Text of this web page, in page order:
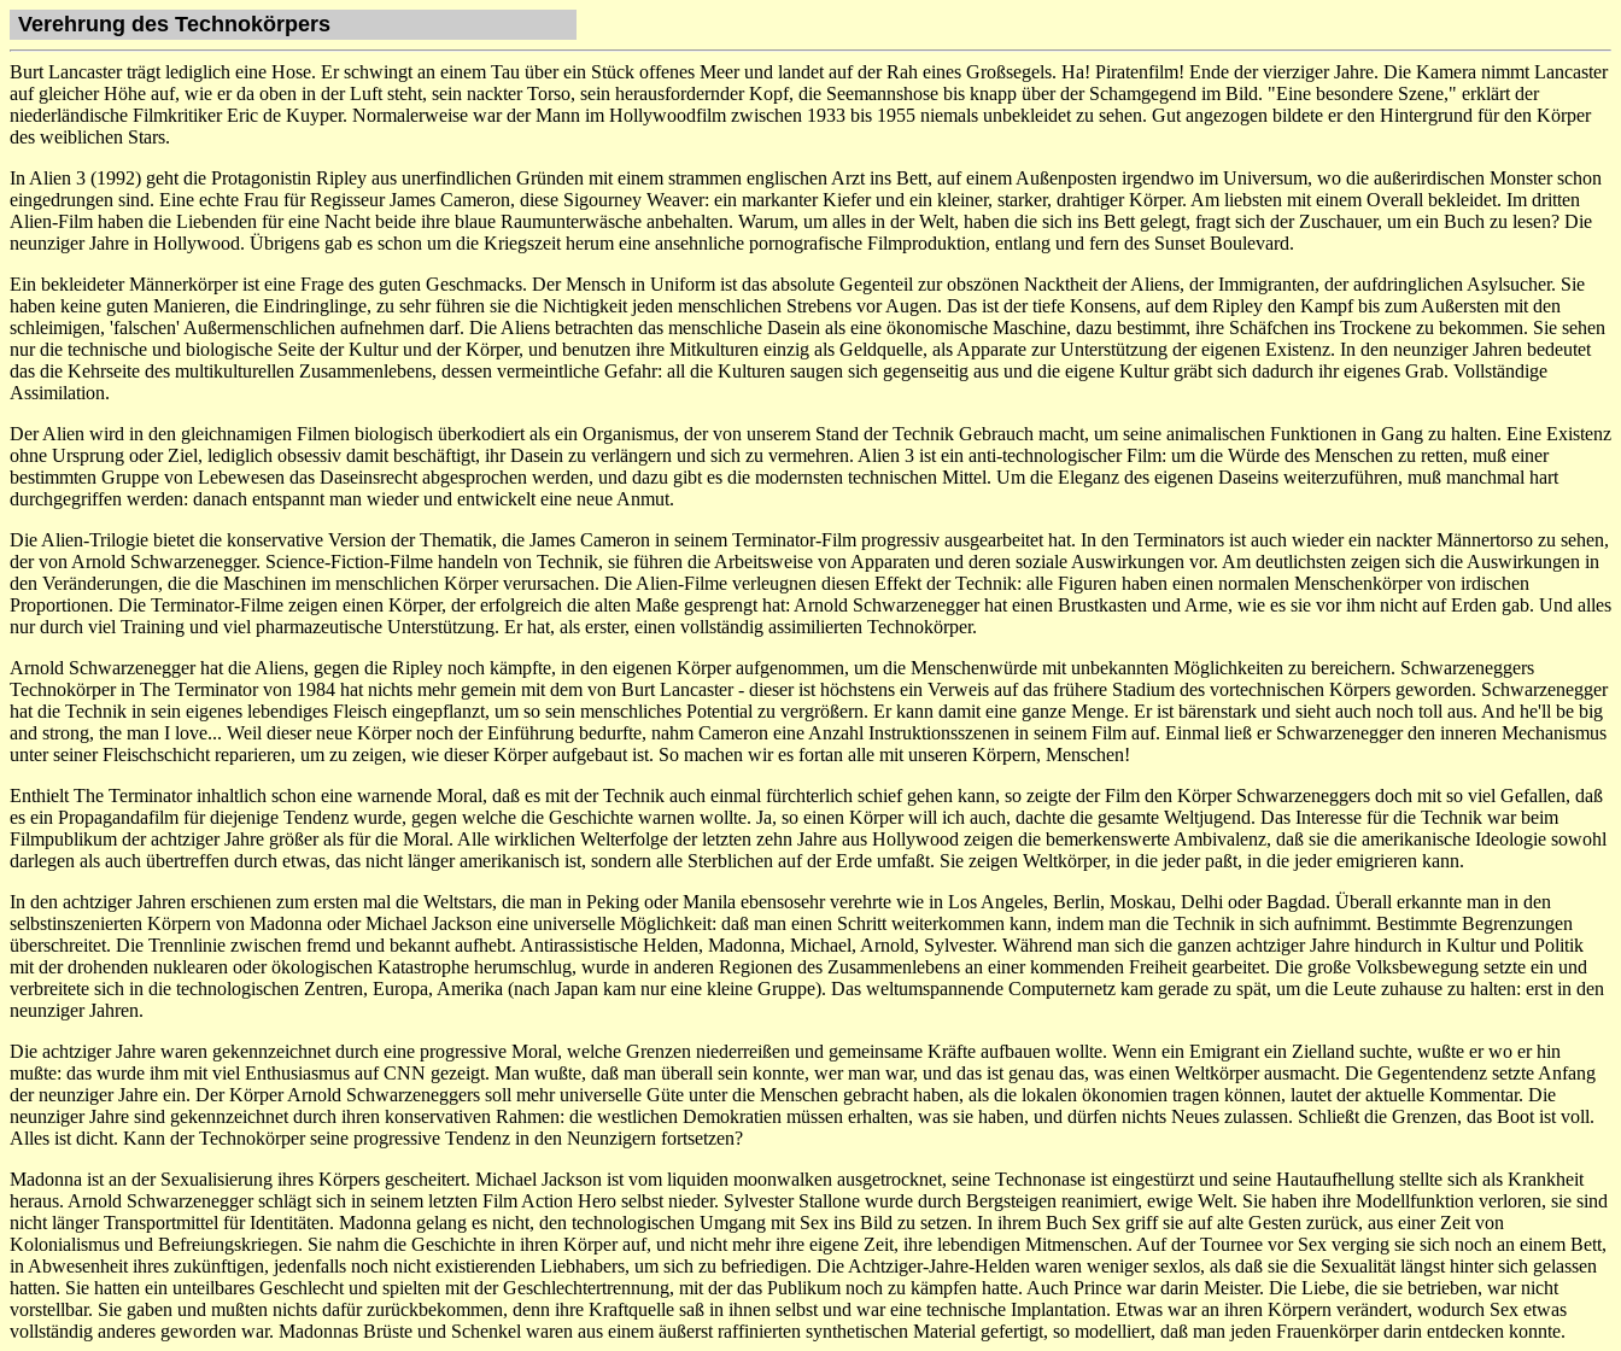
Verehrung des Technokörpers
Burt Lancaster trägt lediglich eine Hose. Er schwingt an einem Tau über ein Stück offenes Meer und landet auf der Rah eines Großsegels. Ha! Piratenfilm! Ende der vierziger Jahre. Die Kamera nimmt Lancaster
auf gleicher Höhe auf, wie er da oben in der Luft steht, sein nackter Torso, sein herausfordernder Kopf, die Seemannshose bis knapp über der Schamgegend im Bild. "Eine besondere Szene," erklärt der
niederländische Filmkritiker Eric de Kuyper. Normalerweise war der Mann im Hollywoodfilm zwischen 1933 bis 1955 niemals unbekleidet zu sehen. Gut angezogen bildete er den Hintergrund für den Körper
des weiblichen Stars.
In Alien 3 (1992) geht die Protagonistin Ripley aus unerfindlichen Gründen mit einem strammen englischen Arzt ins Bett, auf einem Außenposten irgendwo im Universum, wo die außerirdischen Monster schon
eingedrungen sind. Eine echte Frau für Regisseur James Cameron, diese Sigourney Weaver: ein markanter Kiefer und ein kleiner, starker, drahtiger Körper. Am liebsten mit einem Overall bekleidet. Im dritten
Alien-Film haben die Liebenden für eine Nacht beide ihre blaue Raumunterwäsche anbehalten. Warum, um alles in der Welt, haben die sich ins Bett gelegt, fragt sich der Zuschauer, um ein Buch zu lesen? Die
neunziger Jahre in Hollywood. Übrigens gab es schon um die Kriegszeit herum eine ansehnliche pornografische Filmproduktion, entlang und fern des Sunset Boulevard.
Ein bekleideter Männerkörper ist eine Frage des guten Geschmacks. Der Mensch in Uniform ist das absolute Gegenteil zur obszönen Nacktheit der Aliens, der Immigranten, der aufdringlichen Asylsucher. Sie
haben keine guten Manieren, die Eindringlinge, zu sehr führen sie die Nichtigkeit jeden menschlichen Strebens vor Augen. Das ist der tiefe Konsens, auf dem Ripley den Kampf bis zum Außersten mit den
schleimigen, 'falschen' Außermenschlichen aufnehmen darf. Die Aliens betrachten das menschliche Dasein als eine ökonomische Maschine, dazu bestimmt, ihre Schäfchen ins Trockene zu bekommen. Sie sehen
nur die technische und biologische Seite der Kultur und der Körper, und benutzen ihre Mitkulturen einzig als Geldquelle, als Apparate zur Unterstützung der eigenen Existenz. In den neunziger Jahren bedeutet
das die Kehrseite des multikulturellen Zusammenlebens, dessen vermeintliche Gefahr: all die Kulturen saugen sich gegenseitig aus und die eigene Kultur gräbt sich dadurch ihr eigenes Grab. Vollständige
Assimilation.
Der Alien wird in den gleichnamigen Filmen biologisch überkodiert als ein Organismus, der von unserem Stand der Technik Gebrauch macht, um seine animalischen Funktionen in Gang zu halten. Eine Existenz
ohne Ursprung oder Ziel, lediglich obsessiv damit beschäftigt, ihr Dasein zu verlängern und sich zu vermehren. Alien 3 ist ein anti-technologischer Film: um die Würde des Menschen zu retten, muß einer
bestimmten Gruppe von Lebewesen das Daseinsrecht abgesprochen werden, und dazu gibt es die modernsten technischen Mittel. Um die Eleganz des eigenen Daseins weiterzuführen, muß manchmal hart
durchgegriffen werden: danach entspannt man wieder und entwickelt eine neue Anmut.
Die Alien-Trilogie bietet die konservative Version der Thematik, die James Cameron in seinem Terminator-Film progressiv ausgearbeitet hat. In den Terminators ist auch wieder ein nackter Männertorso zu sehen,
der von Arnold Schwarzenegger. Science-Fiction-Filme handeln von Technik, sie führen die Arbeitsweise von Apparaten und deren soziale Auswirkungen vor. Am deutlichsten zeigen sich die Auswirkungen in
den Veränderungen, die die Maschinen im menschlichen Körper verursachen. Die Alien-Filme verleugnen diesen Effekt der Technik: alle Figuren haben einen normalen Menschenkörper von irdischen
Proportionen. Die Terminator-Filme zeigen einen Körper, der erfolgreich die alten Maße gesprengt hat: Arnold Schwarzenegger hat einen Brustkasten und Arme, wie es sie vor ihm nicht auf Erden gab. Und alles
nur durch viel Training und viel pharmazeutische Unterstützung. Er hat, als erster, einen vollständig assimilierten Technokörper.
Arnold Schwarzenegger hat die Aliens, gegen die Ripley noch kämpfte, in den eigenen Körper aufgenommen, um die Menschenwürde mit unbekannten Möglichkeiten zu bereichern. Schwarzeneggers
Technokörper in The Terminator von 1984 hat nichts mehr gemein mit dem von Burt Lancaster - dieser ist höchstens ein Verweis auf das frühere Stadium des vortechnischen Körpers geworden. Schwarzenegger
hat die Technik in sein eigenes lebendiges Fleisch eingepflanzt, um so sein menschliches Potential zu vergrößern. Er kann damit eine ganze Menge. Er ist bärenstark und sieht auch noch toll aus. And he'll be big
and strong, the man I love... Weil dieser neue Körper noch der Einführung bedurfte, nahm Cameron eine Anzahl Instruktionsszenen in seinem Film auf. Einmal ließ er Schwarzenegger den inneren Mechanismus
unter seiner Fleischschicht reparieren, um zu zeigen, wie dieser Körper aufgebaut ist. So machen wir es fortan alle mit unseren Körpern, Menschen!
Enthielt The Terminator inhaltlich schon eine warnende Moral, daß es mit der Technik auch einmal fürchterlich schief gehen kann, so zeigte der Film den Körper Schwarzeneggers doch mit so viel Gefallen, daß
es ein Propagandafilm für diejenige Tendenz wurde, gegen welche die Geschichte warnen wollte. Ja, so einen Körper will ich auch, dachte die gesamte Weltjugend. Das Interesse für die Technik war beim
Filmpublikum der achtziger Jahre größer als für die Moral. Alle wirklichen Welterfolge der letzten zehn Jahre aus Hollywood zeigen die bemerkenswerte Ambivalenz, daß sie die amerikanische Ideologie sowohl
darlegen als auch übertreffen durch etwas, das nicht länger amerikanisch ist, sondern alle Sterblichen auf der Erde umfaßt. Sie zeigen Weltkörper, in die jeder paßt, in die jeder emigrieren kann.
In den achtziger Jahren erschienen zum ersten mal die Weltstars, die man in Peking oder Manila ebensosehr verehrte wie in Los Angeles, Berlin, Moskau, Delhi oder Bagdad. Überall erkannte man in den
selbstinszenierten Körpern von Madonna oder Michael Jackson eine universelle Möglichkeit: daß man einen Schritt weiterkommen kann, indem man die Technik in sich aufnimmt. Bestimmte Begrenzungen
überschreitet. Die Trennlinie zwischen fremd und bekannt aufhebt. Antirassistische Helden, Madonna, Michael, Arnold, Sylvester. Während man sich die ganzen achtziger Jahre hindurch in Kultur und Politik
mit der drohenden nuklearen oder ökologischen Katastrophe herumschlug, wurde in anderen Regionen des Zusammenlebens an einer kommenden Freiheit gearbeitet. Die große Volksbewegung setzte ein und
verbreitete sich in die technologischen Zentren, Europa, Amerika (nach Japan kam nur eine kleine Gruppe). Das weltumspannende Computernetz kam gerade zu spät, um die Leute zuhause zu halten: erst in den
neunziger Jahren.
Die achtziger Jahre waren gekennzeichnet durch eine progressive Moral, welche Grenzen niederreißen und gemeinsame Kräfte aufbauen wollte. Wenn ein Emigrant ein Zielland suchte, wußte er wo er hin
mußte: das wurde ihm mit viel Enthusiasmus auf CNN gezeigt. Man wußte, daß man überall sein konnte, wer man war, und das ist genau das, was einen Weltkörper ausmacht. Die Gegentendenz setzte Anfang
der neunziger Jahre ein. Der Körper Arnold Schwarzeneggers soll mehr universelle Güte unter die Menschen gebracht haben, als die lokalen ökonomien tragen können, lautet der aktuelle Kommentar. Die
neunziger Jahre sind gekennzeichnet durch ihren konservativen Rahmen: die westlichen Demokratien müssen erhalten, was sie haben, und dürfen nichts Neues zulassen. Schließt die Grenzen, das Boot ist voll.
Alles ist dicht. Kann der Technokörper seine progressive Tendenz in den Neunzigern fortsetzen?
Madonna ist an der Sexualisierung ihres Körpers gescheitert. Michael Jackson ist vom liquiden moonwalken ausgetrocknet, seine Technonase ist eingestürzt und seine Hautaufhellung stellte sich als Krankheit
heraus. Arnold Schwarzenegger schlägt sich in seinem letzten Film Action Hero selbst nieder. Sylvester Stallone wurde durch Bergsteigen reanimiert, ewige Welt. Sie haben ihre Modellfunktion verloren, sie sind
nicht länger Transportmittel für Identitäten. Madonna gelang es nicht, den technologischen Umgang mit Sex ins Bild zu setzen. In ihrem Buch Sex griff sie auf alte Gesten zurück, aus einer Zeit von
Kolonialismus und Befreiungskriegen. Sie nahm die Geschichte in ihren Körper auf, und nicht mehr ihre eigene Zeit, ihre lebendigen Mitmenschen. Auf der Tournee vor Sex verging sie sich noch an einem Bett,
in Abwesenheit ihres zukünftigen, jedenfalls noch nicht existierenden Liebhabers, um sich zu befriedigen. Die Achtziger-Jahre-Helden waren weniger sexlos, als daß sie die Sexualität längst hinter sich gelassen
hatten. Sie hatten ein unteilbares Geschlecht und spielten mit der Geschlechtertrennung, mit der das Publikum noch zu kämpfen hatte. Auch Prince war darin Meister. Die Liebe, die sie betrieben, war nicht
vorstellbar. Sie gaben und mußten nichts dafür zurückbekommen, denn ihre Kraftquelle saß in ihnen selbst und war eine technische Implantation. Etwas war an ihren Körpern verändert, wodurch Sex etwas
vollständig anderes geworden war. Madonnas Brüste und Schenkel waren aus einem äußerst raffinierten synthetischen Material gefertigt, so modelliert, daß man jeden Frauenkörper darin entdecken konnte.